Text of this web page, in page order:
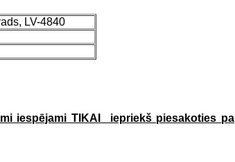
LV-4840
iespējami TIKAI iepriekš piesakoties pa